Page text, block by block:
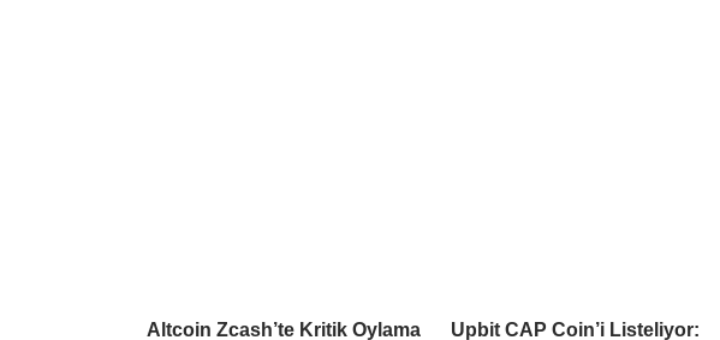
Altcoin Zcash’te Kritik Oylama
Upbit CAP Coin’i Listeliyor: